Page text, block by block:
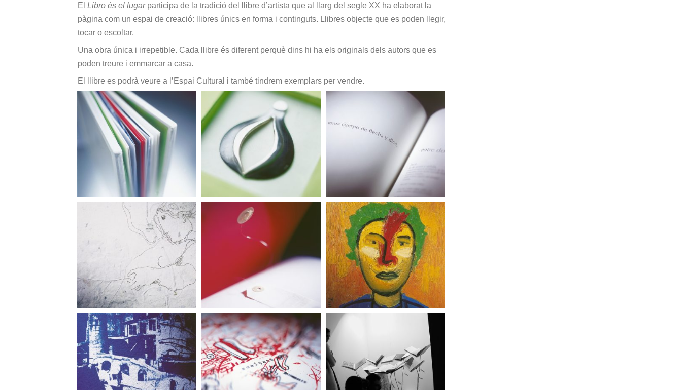
El Libro és el lugarparticipa de la tradició del llibre d’artista que al llarg del segle XX ha elaborat la
pàgina com un espai de creació: llibres únics en forma i continguts. Llibres objecte que es poden llegir,
tocar o escoltar.
Una obra única i irrepetible. Cada llibre és diferent perquè dins hi ha els originals dels autors que es
poden treure i emmarcar a casa.
El llibre es podrà veure a l’Espai Cultural i també tindrem exemplars per vendre.